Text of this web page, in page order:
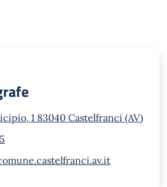
1 83040 Castelfranci (AV)